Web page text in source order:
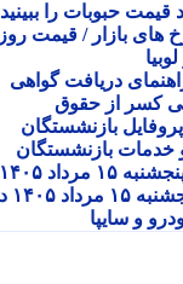
حبوبات را ببینید /
بازار / قیمت روز
دریافت گواهی
از حقوق
بازنشستگان
بازنشستگان
قیمت خودروهای ایران خودرو سایپا امروز پنجشنبه ۱۵ مرداد ۱۴۰۵ |
قیمت خودروهای ایران خودرو سایپا امروز پنجشنبه ۱۵ مرداد ۱۴۰۵ در
سایپا